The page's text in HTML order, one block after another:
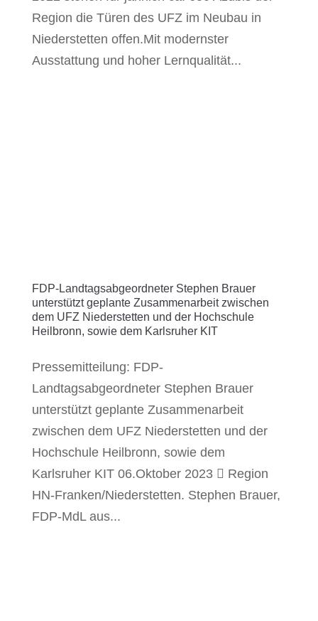
Region die Türen des UFZ im Neubau in
Niederstetten offen.Mit modernster
Ausstattung und hoher Lernqualität...
FDP-Landtagsabgeordneter Stephen Brauer
unterstützt geplante Zusammenarbeit zwischen
dem UFZ Niederstetten und der Hochschule
Heilbronn, sowie dem Karlsruher KIT
Pressemitteilung: FDP-
Landtagsabgeordneter Stephen Brauer
unterstützt geplante Zusammenarbeit
zwischen dem UFZ Niederstetten und der
Hochschule Heilbronn, sowie dem
Karlsruher KIT 06.Oktober 2023  Region
HN-Franken/Niederstetten. Stephen Brauer,
FDP-MdL aus...